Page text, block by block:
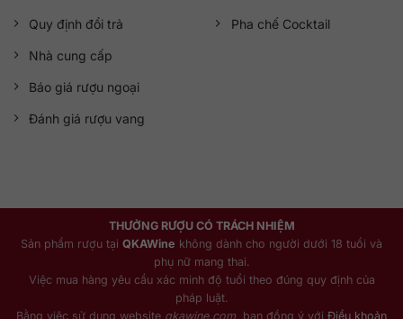
Quy định đổi trả
Nhà cung cấp
Báo giá rượu ngoại
Đánh giá rượu vang
Pha chế Cocktail
THƯỞNG RƯỢU CÓ TRÁCH NHIỆM
Sản phẩm rượu tại QKAWine không dành cho người dưới 18 tuổi và
phụ nữ mang thai.
Việc mua hàng yêu cầu xác minh độ tuổi theo đúng quy định của
pháp luật.
Bằng việc sử dụng website qkawine.com , bạn đồng ý với Điều khoản